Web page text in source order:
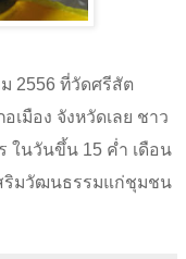
2556 ที่วัดศรีสัต
เมือง จังหวัดเลย ชาว
ในวันขึ้น 15 ค่ำ เดือน
สริมวัฒนธรรมแก่ชุมชน